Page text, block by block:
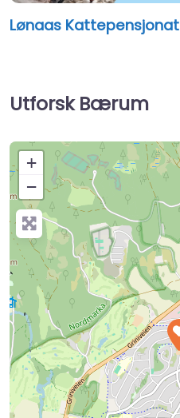
Lønaas Kattepensjonat
Utforsk Bærum
+
−